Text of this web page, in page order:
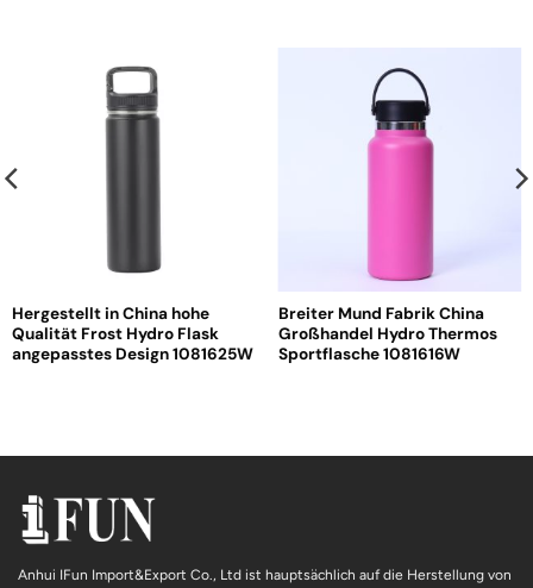
Hergestellt in China hohe
Qualität Frost Hydro Flask
angepasstes Design 1081625W
Breiter Mund Fabrik China
Großhandel Hydro Thermos
Sportflasche 1081616W
Anhui IFun Import&Export Co., Ltd ist hauptsächlich auf die Herstellung von